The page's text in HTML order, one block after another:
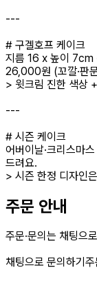
---
# 구겔호프 케이크
지름 16 x 높이 7cm
26,000원 (꼬깔·판
> 윗크림 진한 색상
---
# 시즌 케이크
어버이날·크리스마
드려요.
> 시즌 한정 디자인
주문 안내
주문·문의는 채팅으
채팅으로 문의하기주